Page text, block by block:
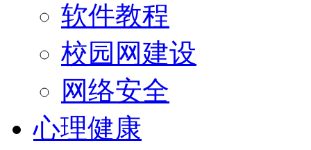
软件教程
校园网建设
网络安全
心理健康